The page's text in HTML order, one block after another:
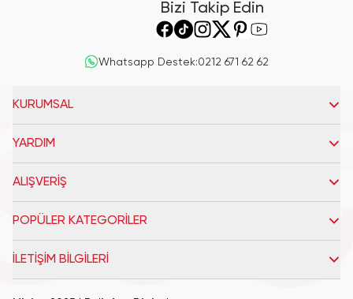
Bizi Takip Edin
Whatsapp Destek:0212 671 62 62
KURUMSAL
YARDIM
ALIŞVERİŞ
POPÜLER KATEGORİLER
İLETİŞİM BİLGİLERİ